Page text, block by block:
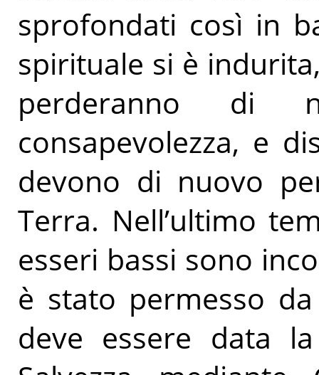
sprofondati così in
spirituale si è
perderanno di
consapevolezza, e
devono di nuovo
Terra. Nell’ultimo
esseri bassi sono
è stato permesso
deve essere data